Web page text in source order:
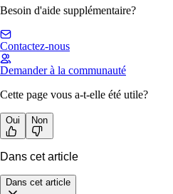
Besoin d'aide supplémentaire?
Contactez-nous
Demander à la communauté
Cette page vous a-t-elle été utile?
Oui Non
Dans cet article
Dans cet article